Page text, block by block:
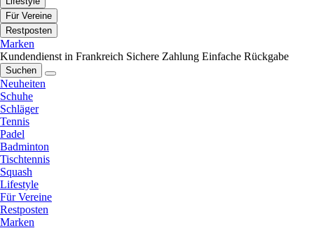
Für Vereine
Restposten
Marken
Kundendienst in Frankreich Sichere Zahlung Einfache Rückgabe
Suchen
Neuheiten
Schuhe
Schläger
Tennis
Padel
Badminton
Tischtennis
Squash
Lifestyle
Für Vereine
Restposten
Marken